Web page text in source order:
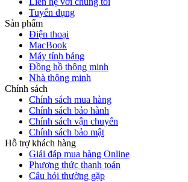
Tuyển dụng
Sản phẩm
Điện thoại
MacBook
Máy tính bảng
Đồng hồ thông minh
Nhà thông minh
Chính sách
Chính sách mua hàng
Chính sách bảo hành
Chính sách vận chuyển
Chính sách bảo mật
Hỗ trợ khách hàng
Giải đáp mua hàng Online
Phương thức thanh toán
Câu hỏi thường gặp